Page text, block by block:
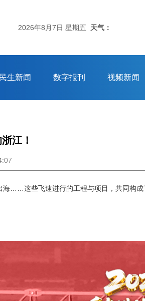
2026年8月7日 星期五 天气：
民生新闻 数字报刊 视频新闻
江！
海……这些飞速进行的工程与项目，共同构